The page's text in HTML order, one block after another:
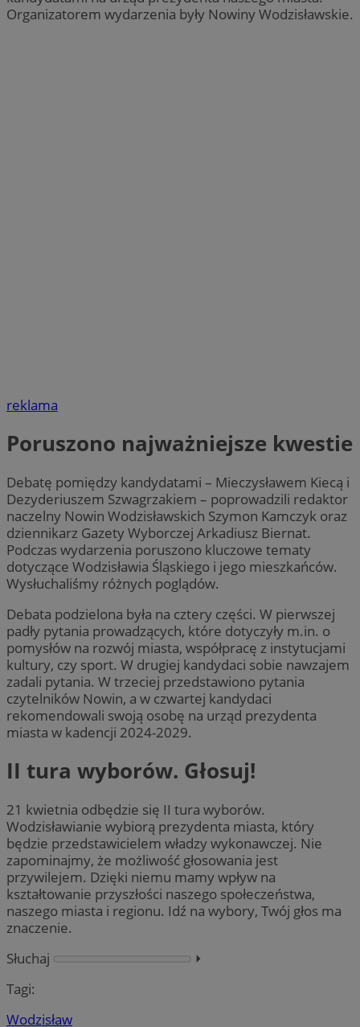
Organizatorem wydarzenia były Nowiny Wodzisławskie.
reklama
Poruszono najważniejsze kwestie
Debatę pomiędzy kandydatami – Mieczysławem Kiecą i
Dezyderiuszem Szwagrzakiem – poprowadzili redaktor
naczelny Nowin Wodzisławskich Szymon Kamczyk oraz
dziennikarz Gazety Wyborczej Arkadiusz Biernat.
Podczas wydarzenia poruszono kluczowe tematy
dotyczące Wodzisławia Śląskiego i jego mieszkańców.
Wysłuchaliśmy różnych poglądów.
Debata podzielona była na cztery części. W pierwszej
padły pytania prowadzących, które dotyczyły m.in. o
pomysłów na rozwój miasta, współpracę z instytucjami
kultury, czy sport. W drugiej kandydaci sobie nawzajem
zadali pytania. W trzeciej przedstawiono pytania
czytelników Nowin, a w czwartej kandydaci
rekomendowali swoją osobę na urząd prezydenta
miasta w kadencji 2024-2029.
II tura wyborów. Głosuj!
21 kwietnia odbędzie się II tura wyborów.
Wodzisławianie wybiorą prezydenta miasta, który
będzie przedstawicielem władzy wykonawczej. Nie
zapominajmy, że możliwość głosowania jest
przywilejem. Dzięki niemu mamy wpływ na
kształtowanie przyszłości naszego społeczeństwa,
naszego miasta i regionu. Idź na wybory, Twój głos ma
znaczenie.
Słuchaj
⏵︎
Tagi:
Wodzisław